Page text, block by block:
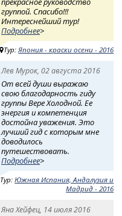
группой. Спасибо!!!
Интереснейший тур!
Подробнее>
Тур:Япония - краски осени - 2016
Лев Мурок, 02 августа 2016
От всей души выражаю
свою благодарность гиду
группы Вере Холодной. Ее
энергия и компетенция
достойна уважения. Это
лучший гид с которым мне
доводилось
путешествовать.
Подробнее>
Тур:Южная Испания, Андалузия и
Мадрид - 2016
Яна Хейфец, 14 июля 2016